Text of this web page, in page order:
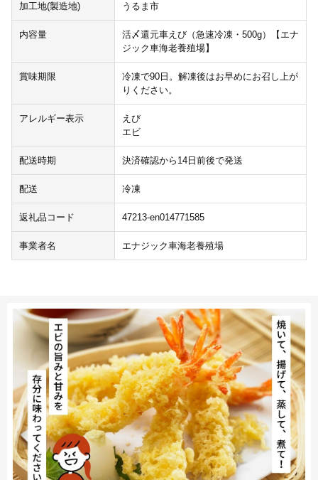
加工地(製造地) うるま市
内容量
活〆還元車えび（急速冷凍・500g）【エナ
ジック車海老養殖場】
賞味期限
冷凍で90日。解凍後はお早めにお召し上が
りください。
アレルギー表示
えび
エビ
配送時期 決済確認から14日前後で発送
配送 冷凍
返礼品コード 47213-en014771585
事業者名 エナジック車海老養殖場